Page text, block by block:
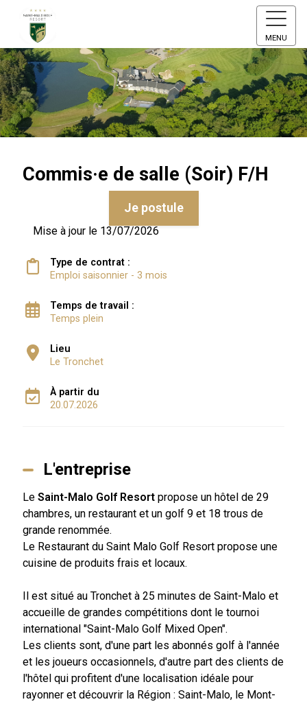
MENU
Commis·e de salle (Soir) F/H
Je postule
Mise à jour le 13/07/2026
Type de contrat :
Emploi saisonnier - 3 mois
Temps de travail :
Temps plein
Lieu
Le Tronchet
À partir du
20.07.2026
L'entreprise
Le Saint-Malo Golf Resortpropose un hôtel de 29
chambres, un restaurant et un golf 9 et 18 trous de
grande renommée.
Le Restaurant du Saint Malo Golf Resort propose une
cuisine de produits frais et locaux.
Il est situé au Tronchet à 25 minutes de Saint-Malo et
accueille de grandes compétitions dont le tournoi
international "Saint-Malo Golf Mixed Open".
Les clients sont, d'une part les abonnés golf à l'année
et les joueurs occasionnels, d'autre part des clients de
l'hôtel qui profitent d'une localisation idéale pour
rayonner et découvrir la Région : Saint-Malo, le Mont-